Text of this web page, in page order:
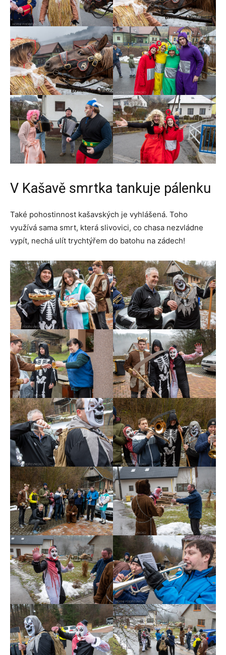
V Kašavě smrtka tankuje pálenku
Také pohostinnost kašavských je vyhlášená. Toho
využívá sama smrt, která slivovici, co chasa nezvládne
vypít, nechá ulít trychtýřem do batohu na zádech!